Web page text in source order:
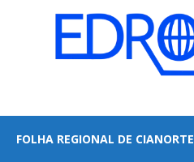
FOLHA REGIONAL DE CIANORTE